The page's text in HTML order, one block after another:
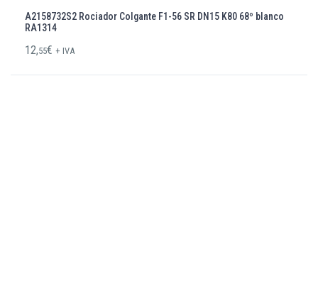
A2158732S2 Rociador Colgante F1-56 SR DN15 K80 68º blanco
RA1314
12,55€ + IVA